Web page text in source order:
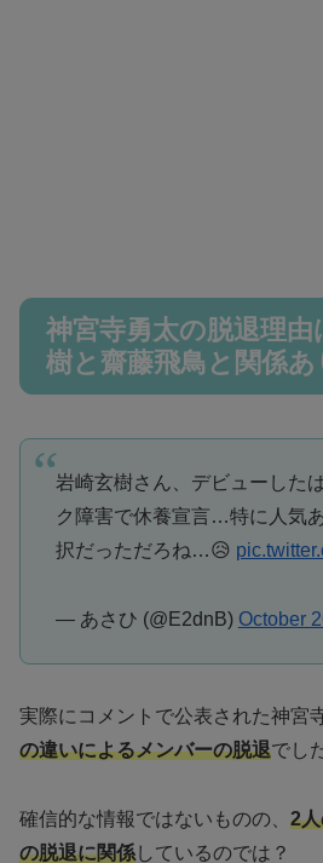
神宮寺勇太の脱退理
樹と齋藤飛鳥と関係あ
岩崎玄樹さん、デビューした
ク障害で休養宣言…特に人気
択だっただろね…😥
— あさひ (@E2dnB) October
実際にコメントで公表された神宮
の違いによるメンバーの脱退でし
確信的な情報ではないものの、 2
の脱退に関係しているのでは？